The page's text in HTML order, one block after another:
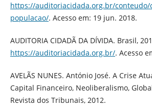
https://auditoriacidada.org.br/conteudo/
populacao/. Acesso em: 19 jun. 2018.
AUDITORIA CIDADÃ DA DÍVIDA. Brasil,
https://auditoriacidada.org.br/. Acesso
AVELÃS NUNES. António José. A Crise
Capital Financeiro, Neoliberalismo,
Revista dos Tribunais, 2012.